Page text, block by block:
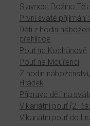
Slavnost Božího
První svaté přijímání
Děti z hodin
přehlídce
Pouť na Kochánově
Pouť na Mouřenci
Z hodin
Hrádek
Příprava dětí na
Vikariátní pouť (2.
Vikariátní pouť do